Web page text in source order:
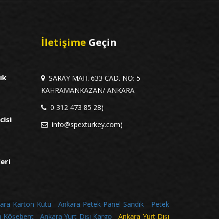
İletişime Geçin
SARAY MAH. 633 CAD. NO: 5
KAHRAMANKAZAN/ ANKARA
0 312 473 85 28)
info@spexturkey.com)
Karton Kutu Ankara Petek Panel Sandık
Petek
Köşebent Ankara Yurt Dışı Kargo Ankara Yurt Dışı